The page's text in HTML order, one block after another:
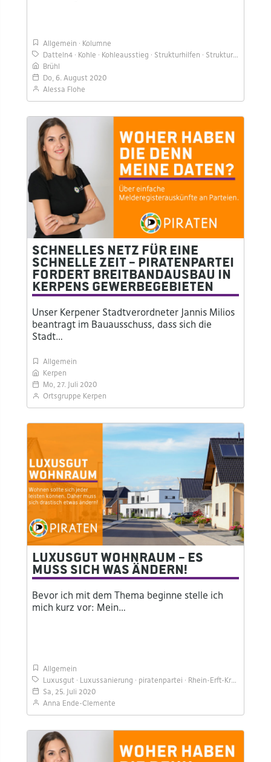
Allgemein
Kolumne
Datteln4
Kohle Kohleausstieg Strukturhilfen
Strukturwandel
Brühl
Do, 6. August 2020
Alessa Flohe
Schnelles Netz für eine
schnelle Zeit – Piratenpartei
fordert Breitbandausbau in
Kerpens Gewerbegebieten
Unser Kerpener Stadtverordneter Jannis Milios
beantragt im Bauausschuss, dass sich die
Stadt…
Allgemein
Kerpen
Mo, 27. Juli 2020
Ortsgruppe Kerpen
Luxusgut Wohnraum – Es
muss sich was ändern!
Bevor ich mit dem Thema beginne stelle ich
mich kurz vor: Mein…
Allgemein
Luxusgut
Luxussanierung piratenpartei Rhein-Erft-Kreis
Sa, 25. Juli 2020
Anna Ende-Clemente